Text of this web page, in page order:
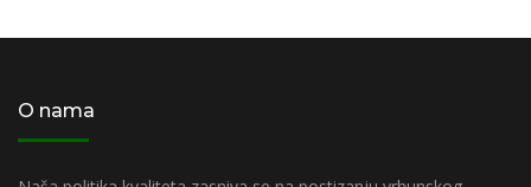
O nama